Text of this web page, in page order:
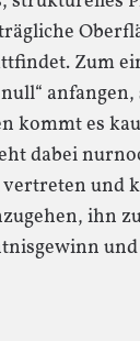
Zum
kommt es
dabei
und
ihn